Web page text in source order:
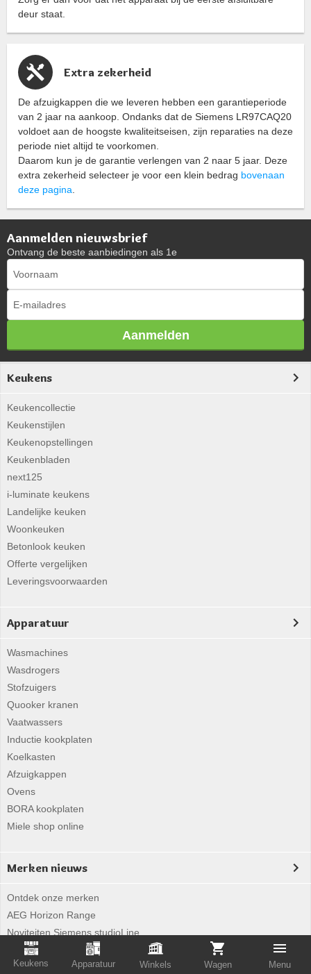
Keukens Apparatuur Winkels Wagen Menu
deur staat.
Extra zekerheid
De afzuigkappen die we leveren hebben een garantieperiode
van 2 jaar na aankoop. Ondanks dat de Siemens LR97CAQ20
voldoet aan de hoogste kwaliteitseisen, zijn reparaties na deze
periode niet altijd te voorkomen.
Daarom kun je de garantie verlengen van 2 naar 5 jaar. Deze
extra zekerheid selecteer je voor een klein bedrag bovenaan
deze pagina
Aanmelden nieuwsbrief
Ontvang de beste aanbiedingen als 1e
Aanmelden
Keukens
Keukencollectie
Keukenstijlen
Keukenopstellingen
Keukenbladen
next125
i-luminate keukens
Landelijke keuken
Woonkeuken
Betonlook keuken
Offerte vergelijken
Leveringsvoorwaarden
Apparatuur
Wasmachines
Wasdrogers
Stofzuigers
Quooker kranen
Vaatwassers
Inductie kookplaten
Koelkasten
Afzuigkappen
Ovens
BORA kookplaten
Miele shop online
Merken nieuws
Ontdek onze merken
AEG Horizon Range
Noviteiten Siemens studioLine
Bosch i-DOS
AEG ProSteam